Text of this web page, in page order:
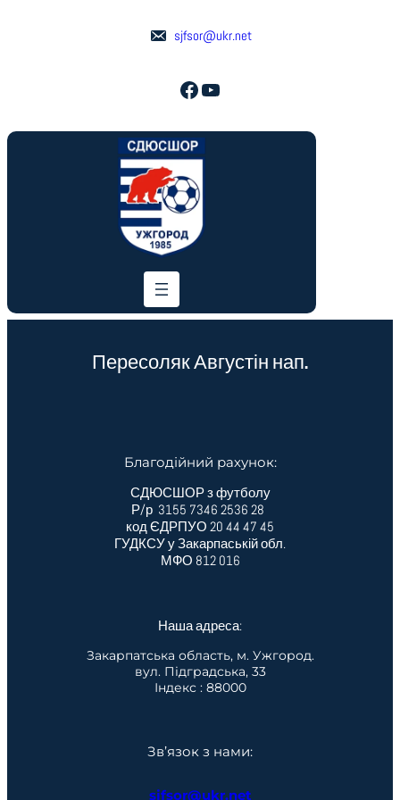
sjfsor@ukr.net
Facebook YouTube
Пересоляк Августін нап.
Благодійний рахунок:
СДЮСШОР з футболу
Р/р 3155 7346 2536 28
код ЄДРПУО 20 44 47 45
ГУДКСУ у Закарпаській обл.
МФО 812 016
Наша адреса:
Закарпатська область, м. Ужгород.
вул. Підградська, 33
Індекс : 88000
Зв’язок з нами:
sjfsor@ukr.net